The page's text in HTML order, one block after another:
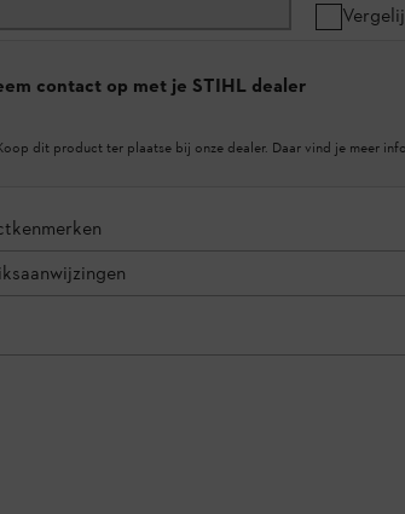
contact op met je STIHL dealer
dit product ter plaatse bij onze dealer. Daar vind je meer